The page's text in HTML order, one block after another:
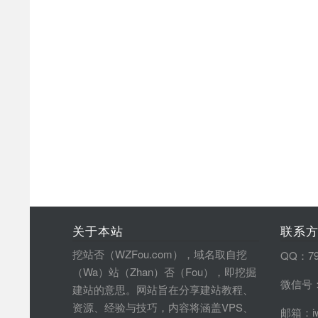
关于本站
挖站否（WZFou.com），域名取自挖
（Wa）站（Zhan）否（Fou），即挖掘
建站的意思。网站旨在分享建站教程、
资源、经验与技巧，内容将涵盖VPS、
联系
QQ：
微信号
邮箱：